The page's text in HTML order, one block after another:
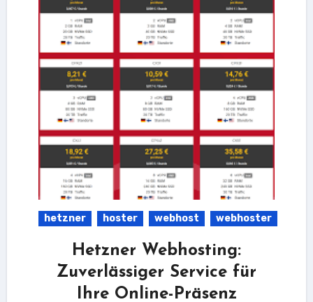
hetzner hoster webhost webhoster
Hetzner Webhosting:
Zuverlässiger Service für
Ihre Online-Präsenz